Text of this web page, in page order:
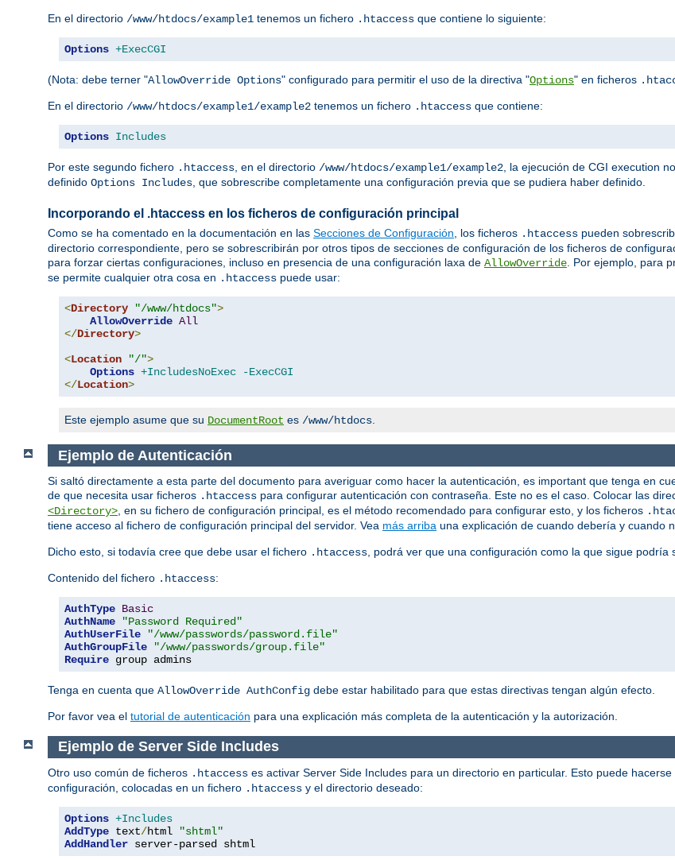
En el directorio /www/htdocs/example1 tenemos un fichero .htaccess que contiene lo siguiente:
Options +ExecCGI
(Nota: debe terner "AllowOverride Options" configurado para permitir el uso de la directiva "Options" en ficheros
En el directorio /www/htdocs/example1/example2 tenemos un fichero .htaccess que contiene:
Options Includes
Por este segundo fichero .htaccess , en el directorio /www/htdocs/example1/example2 , la ejecución de CGI execution
definido Options Includes , que sobrescribe completamente una configuración previa que se pudiera haber definido.
Incorporando el .htaccess en los ficheros de configuración principal
Como se ha comentado en la documentación en las Secciones de Configuración , los ficheros .htaccess pueden
directorio correspondiente, pero se sobrescribirán por otros tipos de secciones de configuración de los ficheros de
para forzar ciertas configuraciones, incluso en presencia de una configuración laxa de AllowOverride . Por ejemplo, para
se permite cualquier otra cosa en .htaccess puede usar:
<Directory "/www/htdocs">
AllowOverride All
</Directory>
<Location "/">
Options +IncludesNoExec
-ExecCGI
</Location>
Este ejemplo asume que su DocumentRoot es /www/htdocs
Ejemplo de Autenticación
Si saltó directamente a esta parte del documento para averiguar como hacer la autenticación, es important que tenga en
de que necesita usar ficheros .htaccess para configurar autenticación con contraseña. Este no es el caso. Colocar las
<Directory>, en su fichero de configuración principal, es el método recomendado para configurar esto, y los ficheros
tiene acceso al fichero de configuración principal del servidor. Vea más arriba una explicación de cuando debería y cuando
Dicho esto, si todavía cree que debe usar el fichero .htaccess, podrá ver que una configuración como la que sigue podría
Contenido del fichero .htaccess:
AuthType Basic
AuthName
"Password Required"
AuthUserFile
"/www/passwords/password.file"
AuthGroupFile
"/www/passwords/group.file"
Require group admins
Tenga en cuenta que AllowOverride AuthConfig debe estar habilitado para que estas directivas tengan algún efecto.
Por favor vea el tutorial de autenticación para una explicación más completa de la autenticación y la autorización.
Ejemplo de Server Side Includes
Otro uso común de ficheros .htaccess es activar Server Side Includes para un directorio en particular. Esto puede
configuración, colocadas en un fichero .htaccess y el directorio deseado:
Options +Includes
AddType text/html
"shtml"
AddHandler server-parsed shtml